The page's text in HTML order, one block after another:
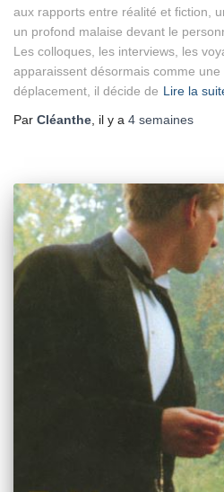
aux rapports entre réalité et fiction,
un profond malaise devant le
Les colloques, les interviews, les
apparaissent désormais comme
déplacement, il décide de Lire la
Par Cléanthe , il y a 4 semaines